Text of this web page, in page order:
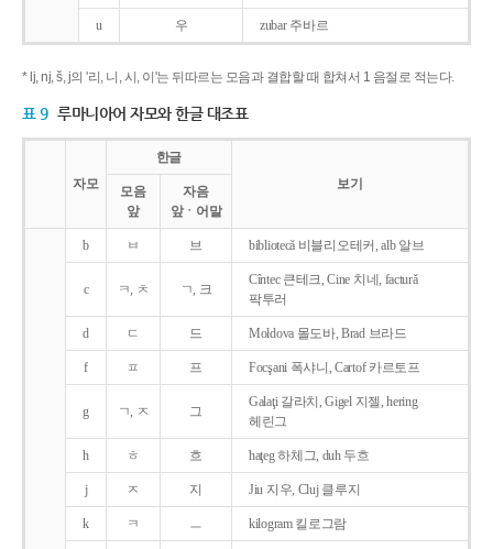
u 우 zubar 주바르
* lj, nj, š, j의 '리, 니, 시, 이'는 뒤따르는 모음과 결합할 때 합쳐서 1 음절로 적는다.
표 9 루마니아어 자모와 한글 대조표
자모
한글
보기
모음
앞
자음
앞ㆍ어말
b ㅂ 브 bibliotecǎ 비블리오테커, alb 알브
c ㅋ, ㅊ ㄱ, 크
Cîntec 큰테크, Cine 치네, facturǎ
팍투러
d ㄷ 드 Moldova 몰도바, Brad 브라드
f ㅍ 프 Focşani 폭샤니, Cartof 카르토프
g ㄱ, ㅈ 그
Galaţi 갈라치, Gigel 지젤, hering
헤린그
h ㅎ 흐 haţeg 하체그, duh 두흐
j ㅈ 지 Jiu 지우, Cluj 클루지
k ㅋ ㅡ kilogram 킬로그람